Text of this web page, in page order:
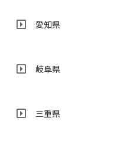
愛知県
岐阜県
三重県